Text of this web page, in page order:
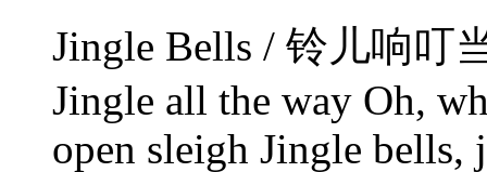
Jingle Bells / 铃儿响叮
Jingle all the way Oh,
open sleigh Jingle